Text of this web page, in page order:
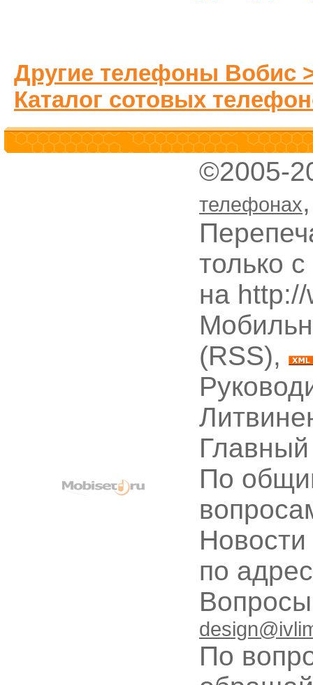
Другие телефоны Вобис
Каталог сотовых
©2005-
телефонах
только
на
(RSS),
По
по
По